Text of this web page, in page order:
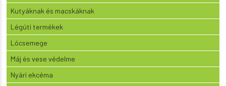
Kutyáknak és macskáknak
Légúti termékek
Lócsemege
Máj és vese védelme
Nyári ekcéma